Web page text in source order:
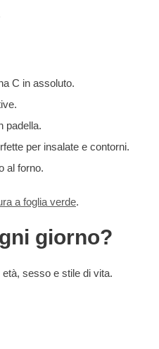
C in assoluto.
padella.
per insalate e contorni.
al forno.
a foglia verde.
giorno?
sesso e stile di vita.